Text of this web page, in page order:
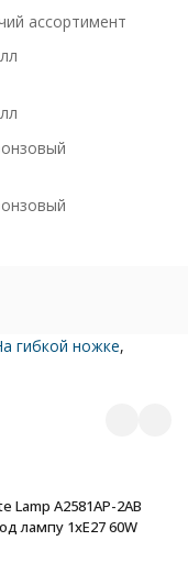
ассортимент
гибкой ножке,
Lamp A2581AP-2AB
лампу 1xE27 60W